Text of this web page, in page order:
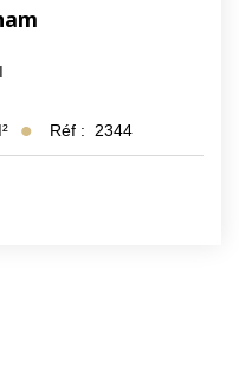
Réf : 2344